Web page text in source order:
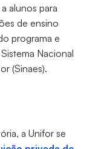
alunos para
de ensino
programa e
Nacional
(Sinaes).
a Unifor se